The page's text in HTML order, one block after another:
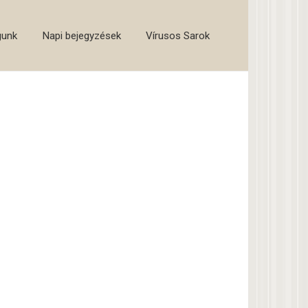
Napi bejegyzések Vírusos Sarok